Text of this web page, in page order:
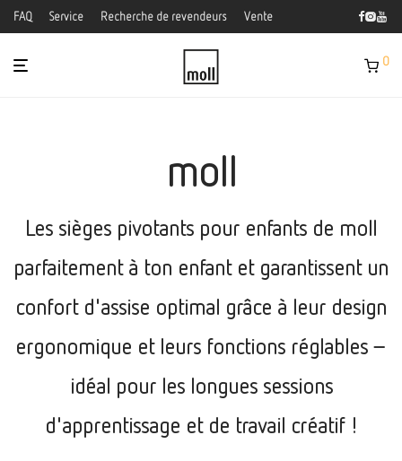
FAQ Service Recherche de revendeurs Vente
0
moll
Les sièges pivotants pour enfants de moll
parfaitement à ton enfant et garantissent un
confort d'assise optimal grâce à leur design
ergonomique et leurs fonctions réglables –
idéal pour les longues sessions
d'apprentissage et de travail créatif !